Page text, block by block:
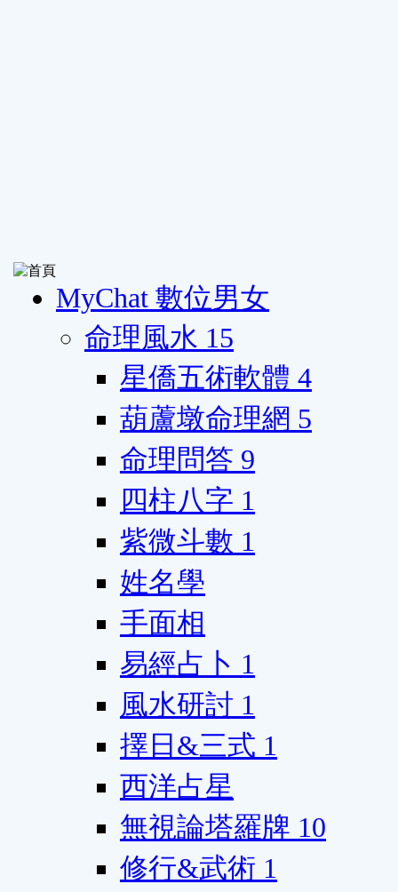
MyChat 數位男女
命理風水 15
星僑五術軟體 4
葫蘆墩命理網 5
命理問答 9
四柱八字 1
紫微斗數 1
姓名學
手面相
易經占卜 1
風水研討 1
擇日&三式 1
西洋占星
無視論塔羅牌 10
修行&武術 1